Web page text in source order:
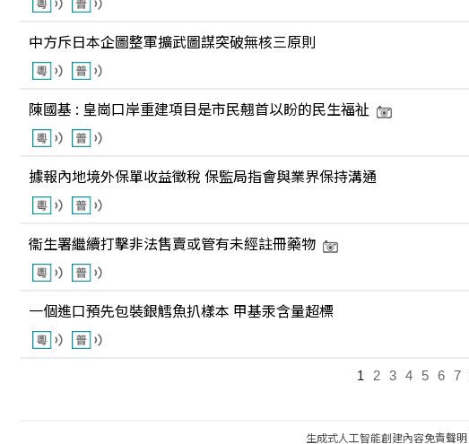
中方斥日本企圖整軍擴武圖謀突破無核三原則
陳國基 : 皇崗口岸重建項目是市民翹首以盼的民生福祉
據報內地境外保單收益徵稅 保監局指會與業界保持溝通
衞生署繼續打擊非法售賣或管有未經註冊藥物
一個進口預先包裝銀鱈魚扒樣本 甲基汞含量超標
1 2 3 4 5 6 7
生成式人工智能創建內容免責聲明